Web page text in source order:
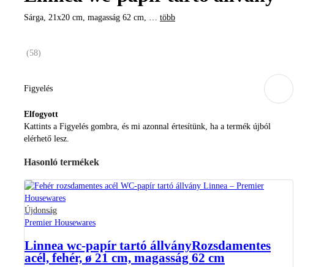
Sárga, 21x20 cm, magasság 62 cm, … több
(58)
Figyelés
Elfogyott
Kattints a Figyelés gombra, és mi azonnal értesítünk, ha a termék újból
elérhető lesz.
Hasonló termékek
Újdonság
Premier Housewares
Linnea wc-papír tartó állványRozsdamentes
acél, fehér, ø 21 cm, magasság 62 cm